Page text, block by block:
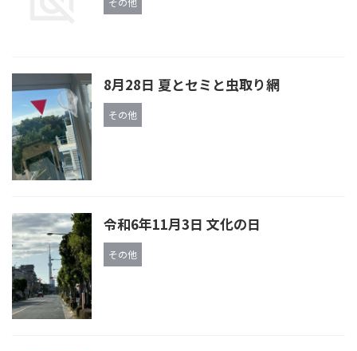
8月28日 夏とセミと虫取り網
その他
令和6年11月3日 文化の日
その他